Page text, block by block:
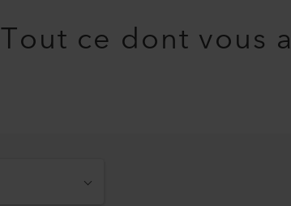
Tout ce dont vous